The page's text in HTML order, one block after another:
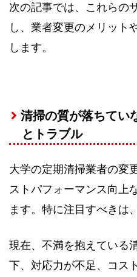
次の記事では、これらの
し、業者変更のメリット
します。
清掃の質が落ちてい
とトラブル
大学の定期清掃業者の変
ストパフォーマンス向上
ます。特に注目すべきは
現在、不満を抱えている
下、対応力が不足、コス